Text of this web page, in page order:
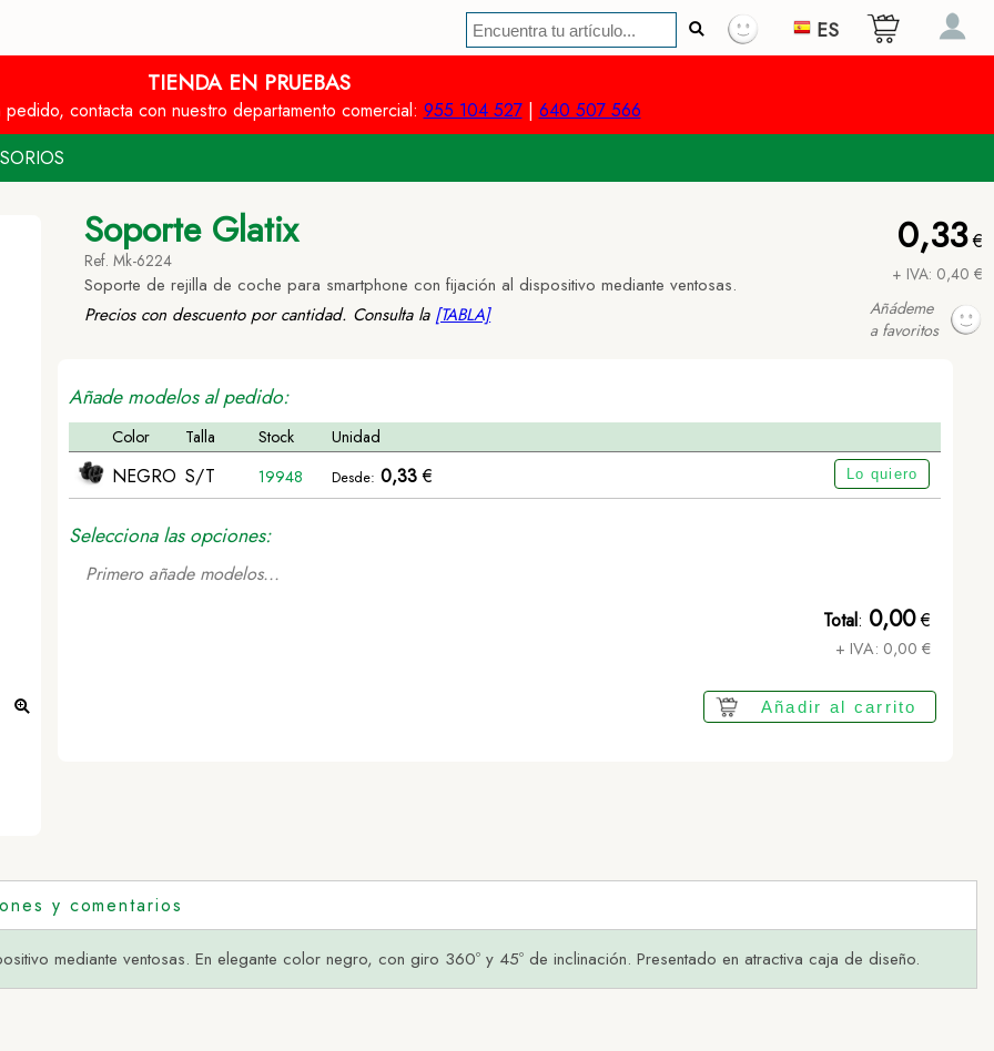
ES
TIENDA EN PRUEBAS
contacta con nuestro departamento comercial: 955 104 527| 640 507 566
Soporte Glatix
Ref. Mk-6224
Soporte de rejilla de coche para smartphone con fijación al dispositivo mediante ventosas.
Precios con descuento por cantidad. Consulta la [TABLA]
0,33€
+ IVA: 0,40 €
Añádeme
a favoritos
Añade modelos al pedido:
Color Talla Stock Unidad
NEGRO S/T 19948 Desde: 0,33€ Lo quiero
Selecciona las opciones:
Primero añade modelos...
Total: 0,00€
+ IVA: 0,00 €
Añadir al carrito
y comentarios
mediante ventosas. En elegante color negro, con giro 360º y 45º de inclinación. Presentado en atractiva caja de diseño.